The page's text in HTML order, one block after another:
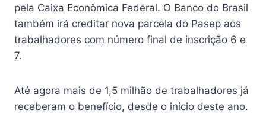
pela Caixa Econômica Federal. O Banco do Brasil
também irá creditar nova parcela do Pasep aos
trabalhadores com número final de inscrição 6 e
7.
Até agora mais de 1,5 milhão de trabalhadores já
receberam o benefício, desde o início deste ano.